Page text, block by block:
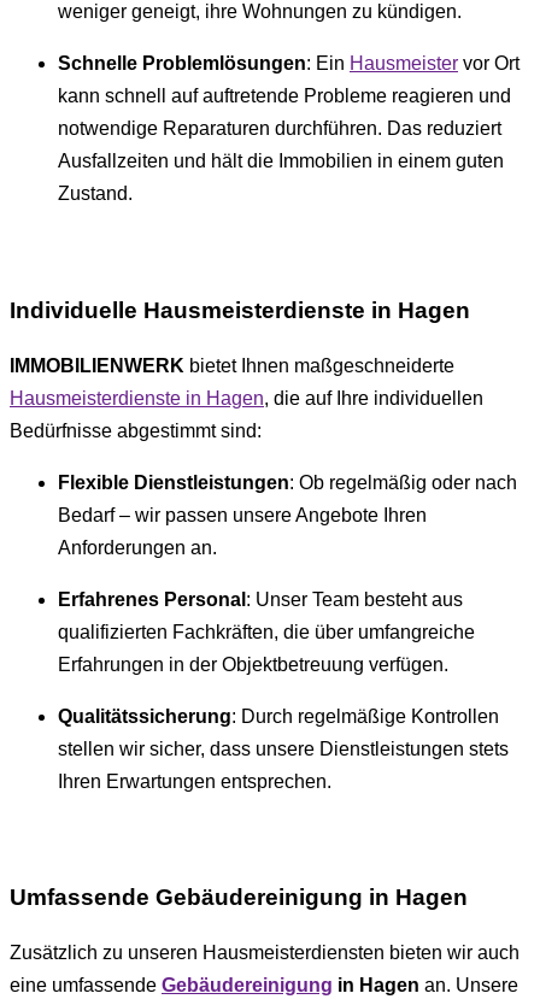
weniger geneigt, ihre Wohnungen zu kündigen.
Schnelle Problemlösungen: Ein Hausmeister vor Ort
kann schnell auf auftretende Probleme reagieren und
notwendige Reparaturen durchführen. Das reduziert
Ausfallzeiten und hält die Immobilien in einem guten
Zustand.
Individuelle Hausmeisterdienste in Hagen
IMMOBILIENWERK bietet Ihnen maßgeschneiderte
Hausmeisterdienste in Hagen, die auf Ihre individuellen
Bedürfnisse abgestimmt sind:
Flexible Dienstleistungen: Ob regelmäßig oder nach
Bedarf – wir passen unsere Angebote Ihren
Anforderungen an.
Erfahrenes Personal : Unser Team besteht aus
qualifizierten Fachkräften, die über umfangreiche
Erfahrungen in der Objektbetreuung verfügen.
Qualitätssicherung: Durch regelmäßige Kontrollen
stellen wir sicher, dass unsere Dienstleistungen stets
Ihren Erwartungen entsprechen.
Umfassende Gebäudereinigung in Hagen
Zusätzlich zu unseren Hausmeisterdiensten bieten wir auch
eine umfassende Gebäudereinigung in Hagen an. Unsere